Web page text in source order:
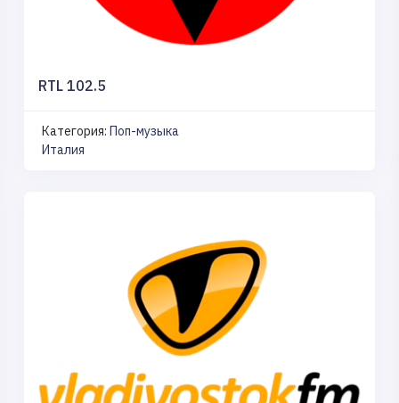
RTL 102.5
Категория: Поп-музыка
Италия